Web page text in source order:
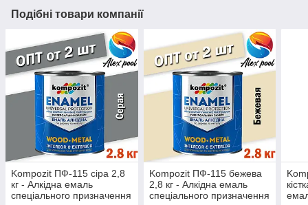
Подібні товари компанії
Kompozit ПФ-115 сіра 2,8
кг - Алкідна емаль
спеціального призначення
Kompozit ПФ-115 бежева
2,8 кг - Алкідна емаль
спеціального призначення